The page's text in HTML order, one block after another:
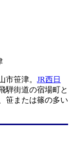
笹津。 JR西日
騨街道の宿場町と
笹または篠の多い